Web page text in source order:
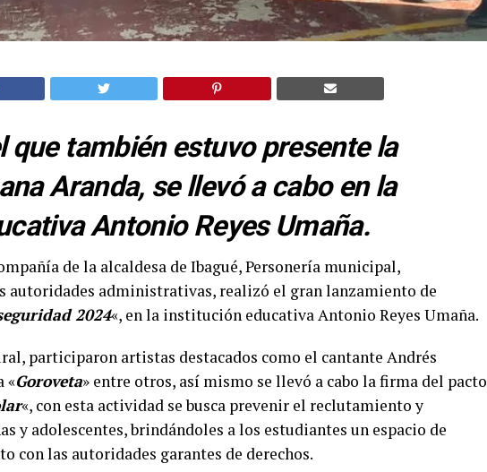
que también estuvo presente la
Aranda, se llevó a cabo en la
Antonio Reyes Umaña.
de la alcaldesa de Ibagué, Personería municipal,
autoridades administrativas, realizó el gran lanzamiento de
2024«, en la institución educativa Antonio Reyes Umaña.
participaron artistas destacados como el cantante Andrés
«Goroveta» entre otros, así mismo se llevó a cabo la firma del pacto
«, con esta actividad se busca prevenir el reclutamiento y
y adolescentes, brindándoles a los estudiantes un espacio de
con las autoridades garantes de derechos.